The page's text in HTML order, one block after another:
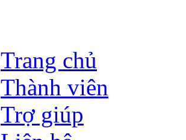
Trang chủ
Thành viên
Trợ giúp